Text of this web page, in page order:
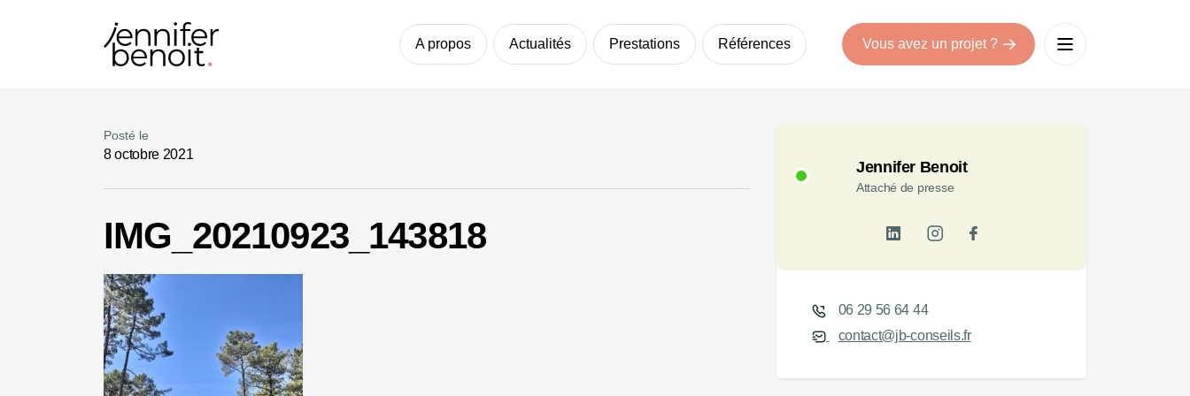
A propos Actualités Prestations Références Vous avez un projet ?
Posté le
8 octobre 2021
IMG_20210923_143818
Jennifer Benoit
Attaché de presse
06 29 56 64 44
contact@jb-conseils.fr